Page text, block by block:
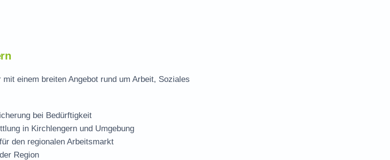
einem breiten Angebot rund um Arbeit, Soziales
bei Bedürftigkeit
in Kirchlengern und Umgebung
den regionalen Arbeitsmarkt
Region